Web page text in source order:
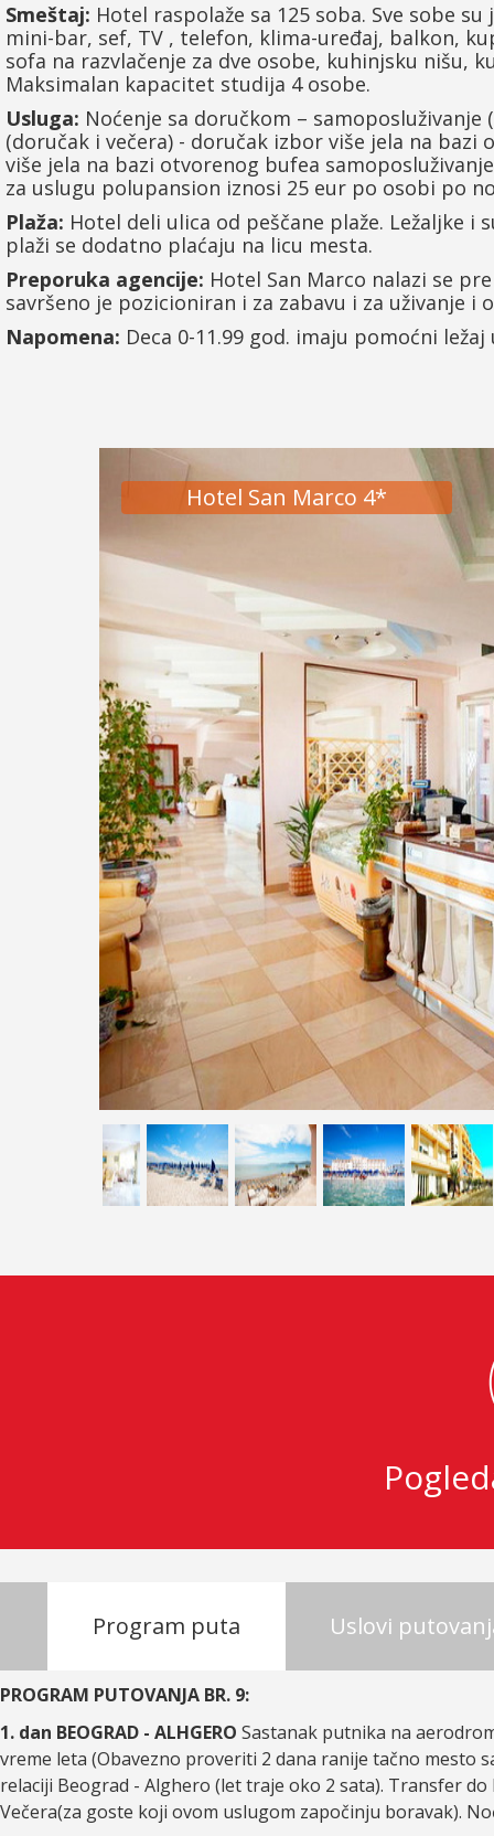
Smeštaj: Hotel raspolaže sa 125 soba. Sve sobe
mini-bar, sef, TV , telefon, klima-uređaj, balkon,
sofa na razvlačenje za dve osobe, kuhinjsku nišu,
Maksimalan kapacitet studija 4 osobe.
Usluga: Noćenje sa doručkom –
(doručak i večera) - doručak izbor više jela na
više jela na bazi otvorenog bufea
za uslugu polupansion iznosi 25 eur po osobi po
Plaža: Hotel deli ulica od peščane plaže. Ležaljke
plaži se dodatno plaćaju na licu mesta.
Preporuka agencije: Hotel San Marco nalazi se
savršeno je pozicioniran i za zabavu i za uživanje i
Napomena: Deca 0-11.99 god. imaju pomoćni
Hotel San Marco 4*Hotel San Marco
Program puta Uslovi
PROGRAM PUTOVANJA BR. 9:
1. dan BEOGRAD - ALHGERO Sastanak putnika na
vreme leta (Obavezno proveriti 2 dana ranije tačno mesto
relaciji Beograd - Alghero (let traje oko 2 sata). Transfer
Večera(za goste koji ovom uslugom započinju boravak).